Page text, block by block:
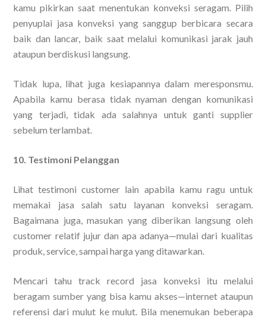
kamu pikirkan saat menentukan konveksi seragam. Pilih
penyuplai jasa konveksi yang sanggup berbicara secara
baik dan lancar, baik saat melalui komunikasi jarak jauh
ataupun berdiskusi langsung.
Tidak lupa, lihat juga kesiapannya dalam meresponsmu.
Apabila kamu berasa tidak nyaman dengan komunikasi
yang terjadi, tidak ada salahnya untuk ganti supplier
sebelum terlambat.
10. Testimoni Pelanggan
Lihat testimoni customer lain apabila kamu ragu untuk
memakai jasa salah satu layanan konveksi seragam.
Bagaimana juga, masukan yang diberikan langsung oleh
customer relatif jujur dan apa adanya—mulai dari kualitas
produk, service, sampai harga yang ditawarkan.
Mencari tahu track record jasa konveksi itu melalui
beragam sumber yang bisa kamu akses—internet ataupun
referensi dari mulut ke mulut. Bila menemukan beberapa